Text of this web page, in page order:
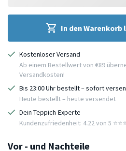
In den Warenkorb
Kostenloser Versand
Ab einem Bestellwert von €89
Versandkosten!
Bis 23:00 Uhr bestellt – sofort
Heute bestellt – heute versendet
Dein Teppich-Experte
Kundenzufriedenheit: 4.22 von 5
Vor - und Nachteile